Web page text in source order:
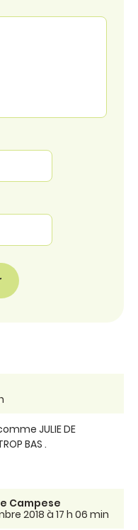
JULIE DE
BAS .
Campese
2018 à 17 h 06 min